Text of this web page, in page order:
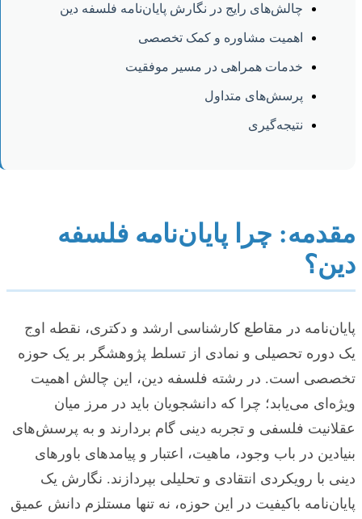
چالش‌های رایج در نگارش پایان‌نامه فلسفه دین
اهمیت مشاوره و کمک تخصصی
خدمات همراهی در مسیر موفقیت
پرسش‌های متداول
نتیجه‌گیری
مقدمه: چرا پایان‌نامه فلسفه
دین؟
پایان‌نامه در مقاطع کارشناسی ارشد و دکتری، نقطه اوج
یک دوره تحصیلی و نمادی از تسلط پژوهشگر بر یک حوزه
تخصصی است. در رشته فلسفه دین، این چالش اهمیت
ویژه‌ای می‌یابد؛ چرا که دانشجویان باید در مرز میان
عقلانیت فلسفی و تجربه دینی گام بردارند و به پرسش‌های
بنیادین در باب وجود، ماهیت، اعتبار و پیامدهای باورهای
دینی با رویکردی انتقادی و تحلیلی بپردازند. نگارش یک
پایان‌نامه باکیفیت در این حوزه، نه تنها مستلزم دانش عمیق